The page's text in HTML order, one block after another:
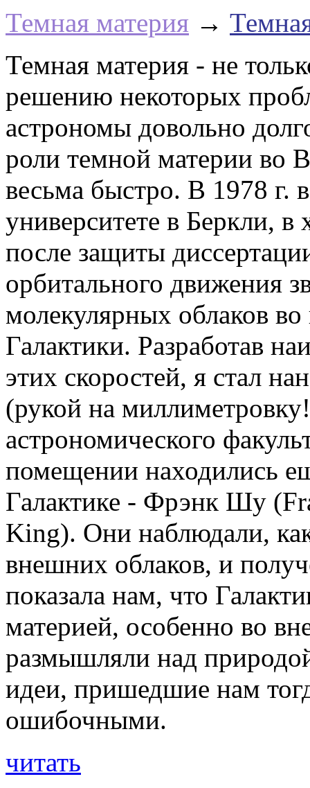
Темная материя →
Темная материя - не
решению некоторых
астрономы довольно
роли темной материи во
весьма быстро. В 1978 г.
университете в Беркли, в
после защиты
орбитального движения
молекулярных облаков
Галактики. Разработав
этих скоростей, я стал
(рукой на
астрономического
помещении находились
Галактике - Фрэнк Шу
King). Они наблюдали,
внешних облаков, и
показала нам, что
материей, особенно во
размышляли над
идеи, пришедшие нам
ошибочными.
читать